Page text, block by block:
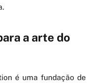
a arte do
é uma fundação de